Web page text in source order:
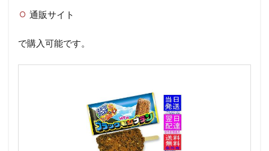
通販サイト
で購入可能です。